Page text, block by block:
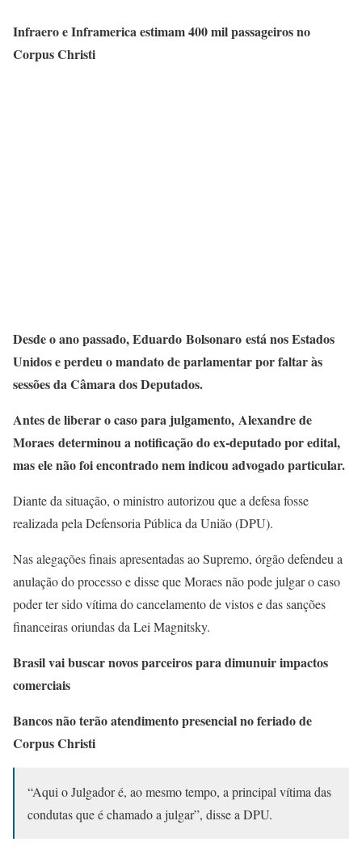
Infraero e Inframerica estimam 400 mil passageiros no
Corpus Christi
Desde o ano passado, Eduardo Bolsonaro está nos Estados
Unidos e perdeu o mandato de parlamentar por faltar às
sessões da Câmara dos Deputados.
Antes de liberar o caso para julgamento, Alexandre de
Moraes determinou a notificação do ex-deputado por edital,
mas ele não foi encontrado nem indicou advogado particular.
Diante da situação, o ministro autorizou que a defesa fosse
realizada pela Defensoria Pública da União (DPU).
Nas alegações finais apresentadas ao Supremo, órgão defendeu a
anulação do processo e disse que Moraes não pode julgar o caso
poder ter sido vítima do cancelamento de vistos e das sanções
financeiras oriundas da Lei Magnitsky.
Brasil vai buscar novos parceiros para dimunuir impactos
comerciais
Bancos não terão atendimento presencial no feriado de
Corpus Christi
“Aqui o Julgador é, ao mesmo tempo, a principal vítima das
condutas que é chamado a julgar”, disse a DPU.